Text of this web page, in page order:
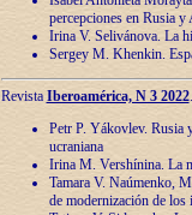
percepciones en Rusia y
Irina V. Selivánova. La
Sergey M. Khenkin.
Revista Iberoamérica, N 3 2022
Petr P. Yákovlev. Rusia
ucraniana
Irina M. Vershínina. La
Tamara V. Naúmenko,
de modernización de